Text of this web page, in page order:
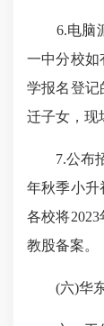
6.电脑派
一中分校如
学报名登记
迁子女，现
7.公布招
年秋季小升
各校将
教股备案。
(六)华东